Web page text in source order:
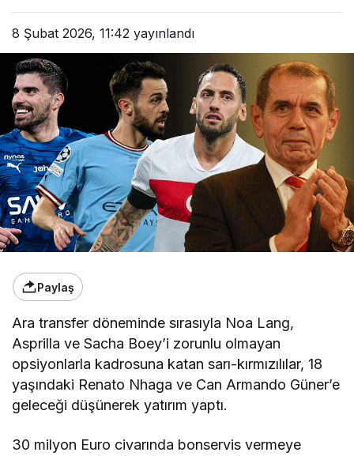
8 Şubat 2026, 11:42 yayınlandı
Paylaş
Ara transfer döneminde sırasıyla Noa Lang,
Asprilla ve Sacha Boey’i zorunlu olmayan
opsiyonlarla kadrosuna katan sarı-kırmızılılar, 18
yaşındaki Renato Nhaga ve Can Armando Güner’e
geleceği düşünerek yatırım yaptı.
30 milyon Euro civarında bonservis vermeye